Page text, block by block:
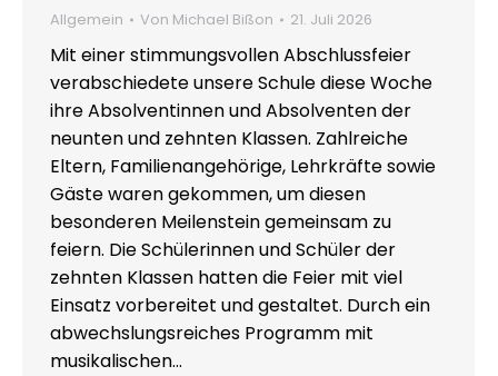
Allgemein Von Michael Bißon 21. Juli 2026
Mit einer stimmungsvollen Abschlussfeier
verabschiedete unsere Schule diese Woche
ihre Absolventinnen und Absolventen der
neunten und zehnten Klassen. Zahlreiche
Eltern, Familienangehörige, Lehrkräfte sowie
Gäste waren gekommen, um diesen
besonderen Meilenstein gemeinsam zu
feiern. Die Schülerinnen und Schüler der
zehnten Klassen hatten die Feier mit viel
Einsatz vorbereitet und gestaltet. Durch ein
abwechslungsreiches Programm mit
musikalischen…